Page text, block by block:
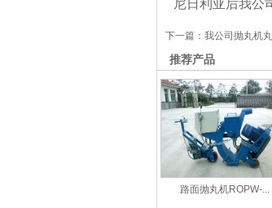
尼日利亚后我公
下一篇： 我公司抛丸机
推荐产品
路面抛丸机ROPW-...